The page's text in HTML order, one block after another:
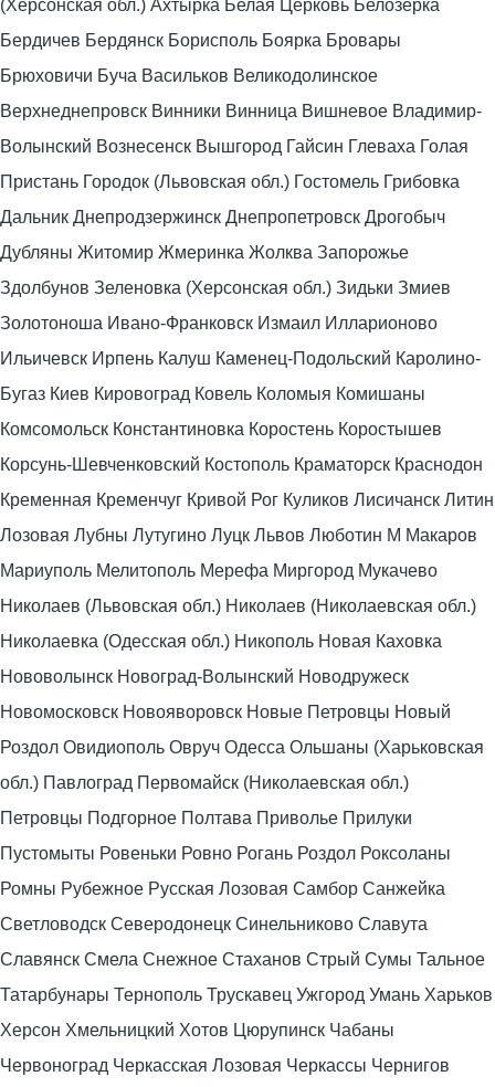
(Херсонская обл.) Ахтырка Белая Церковь Белозерка
Бердичев Бердянск Борисполь Боярка Бровары
Брюховичи Буча Васильков Великодолинское
Верхнеднепровск Винники Винница Вишневое Владимир-
Волынский Вознесенск Вышгород Гайсин Глеваха Голая
Пристань Городок (Львовская обл.) Гостомель Грибовка
Дальник Днепродзержинск Днепропетровск Дрогобыч
Дубляны Житомир Жмеринка Жолква Запорожье
Здолбунов Зеленовка (Херсонская обл.) Зидьки Змиев
Золотоноша Ивано-Франковск Измаил Илларионово
Ильичевск Ирпень Калуш Каменец-Подольский Каролино-
Бугаз Киев Кировоград Ковель Коломыя Комишаны
Комсомольск Константиновка Коростень Коростышев
Корсунь-Шевченковский Костополь Краматорск Краснодон
Кременная Кременчуг Кривой Рог Куликов Лисичанск Литин
Лозовая Лубны Лутугино Луцк Львов Люботин М Макаров
Мариуполь Мелитополь Мерефа Миргород Мукачево
Николаев (Львовская обл.) Николаев (Николаевская обл.)
Николаевка (Одесская обл.) Никополь Новая Каховка
Нововолынск Новоград-Волынский Новодружеск
Новомосковск Новояворовск Новые Петровцы Новый
Роздол Овидиополь Овруч Одесса Ольшаны (Харьковская
обл.) Павлоград Первомайск (Николаевская обл.)
Петровцы Подгорное Полтава Приволье Прилуки
Пустомыты Ровеньки Ровно Рогань Роздол Роксоланы
Ромны Рубежное Русская Лозовая Самбор Санжейка
Светловодск Северодонецк Синельниково Славута
Славянск Смела Снежное Стаханов Стрый Сумы Тальное
Татарбунары Тернополь Трускавец Ужгород Умань Харьков
Херсон Хмельницкий Хотов Цюрупинск Чабаны
Червоноград Черкасская Лозовая Черкассы Чернигов